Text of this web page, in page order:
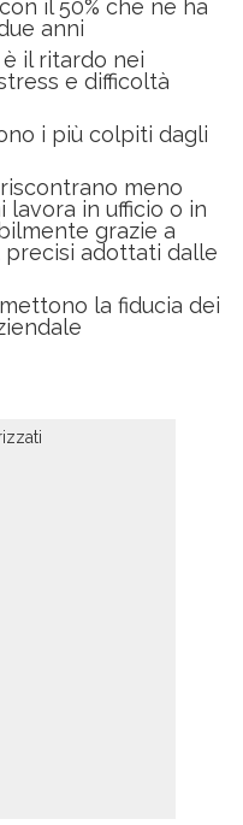
il 50% che ne ha
anni
il ritardo nei
e difficoltà
i più colpiti dagli
meno
in ufficio o in
grazie a
adottati dalle
la fiducia dei